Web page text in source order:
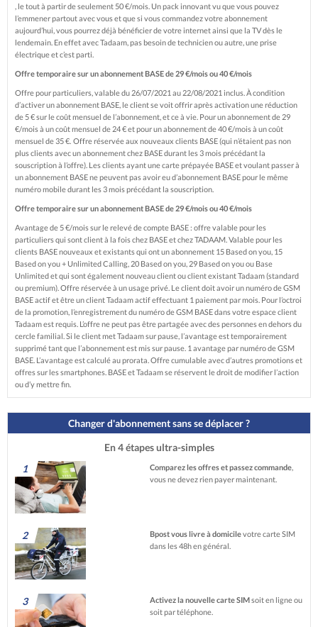
, le tout à partir de seulement 50 €/mois. Un pack innovant vu que vous pouvez
l’emmener partout avec vous et que si vous commandez votre abonnement
aujourd’hui, vous pourrez déjà bénéficier de votre internet ainsi que la TV dès le
lendemain. En effet avec Tadaam, pas besoin de technicien ou autre, une prise
électrique et c’est parti.
Offre temporaire sur un abonnement BASE de 29 €/mois ou 40 €/mois
Offre pour particuliers, valable du 26/07/2021 au 22/08/2021 inclus. À condition
d’activer un abonnement BASE, le client se voit offrir après activation une réduction
de 5 € sur le coût mensuel de l’abonnement, et ce à vie. Pour un abonnement de 29
€/mois à un coût mensuel de 24 € et pour un abonnement de 40 €/mois à un coût
mensuel de 35 €. Offre réservée aux nouveaux clients BASE (qui n’étaient pas non
plus clients avec un abonnement chez BASE durant les 3 mois précédant la
souscription à l’offre). Les clients ayant une carte prépayée BASE et voulant passer à
un abonnement BASE ne peuvent pas avoir eu d’abonnement BASE pour le même
numéro mobile durant les 3 mois précédant la souscription.
Offre temporaire sur un abonnement BASE de 29 €/mois ou 40 €/mois
Avantage de 5 €/mois sur le relevé de compte BASE : offre valable pour les
particuliers qui sont client à la fois chez BASE et chez TADAAM. Valable pour les
clients BASE nouveaux et existants qui ont un abonnement 15 Based on you, 15
Based on you + Unlimited Calling, 20 Based on you, 29 Based on you ou Base
Unlimited et qui sont également nouveau client ou client existant Tadaam (standard
ou premium). Offre réservée à un usage privé. Le client doit avoir un numéro de GSM
BASE actif et être un client Tadaam actif effectuant 1 paiement par mois. Pour l’octroi
de la promotion, l’enregistrement du numéro de GSM BASE dans votre espace client
Tadaam est requis. L’offre ne peut pas être partagée avec des personnes en dehors du
cercle familial. Si le client met Tadaam sur pause, l’avantage est temporairement
supprimé tant que l’abonnement est mis sur pause. 1 avantage par numéro de GSM
BASE. L’avantage est calculé au prorata. Offre cumulable avec d’autres promotions et
offres sur les smartphones. BASE et Tadaam se réservent le droit de modifier l’action
ou d’y mettre fin.
Changer d'abonnement sans se déplacer ?
En 4 étapes ultra-simples
1
Comparez les offres et passez commande,
vous ne devez rien payer maintenant.
2 Bpost vous livre à domicilevotre carte SIM
dans les 48h en général.
3 Activez la nouvelle carte SIMsoit en ligne ou
soit par téléphone.